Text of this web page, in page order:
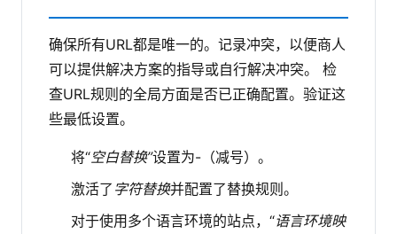
确保所有URL都是唯一的。记录冲突，以便商人
可以提供解决方案的指导或自行解决冲突。
检
查URL规则的全局方面是否已正确配置。验证这
些最低设置。
将“空白替换”设置为-（减号）。
激活了 字符替换并配置了替换规则。
对于使用多个语言环境的站点，“语言环境映